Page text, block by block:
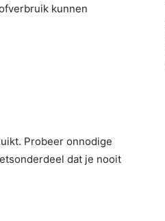
kunnen
Probeer onnodige
dat je nooit